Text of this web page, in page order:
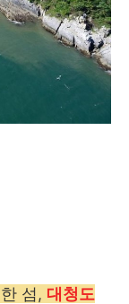
섬, 대청도